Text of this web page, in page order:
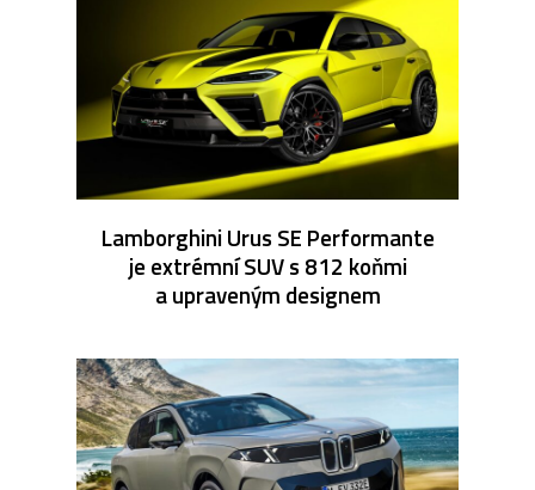
Lamborghini Urus SE Performante
je extrémní SUV s 812 koňmi
a upraveným designem